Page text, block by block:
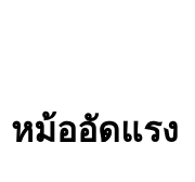
หม้ออัดแรง